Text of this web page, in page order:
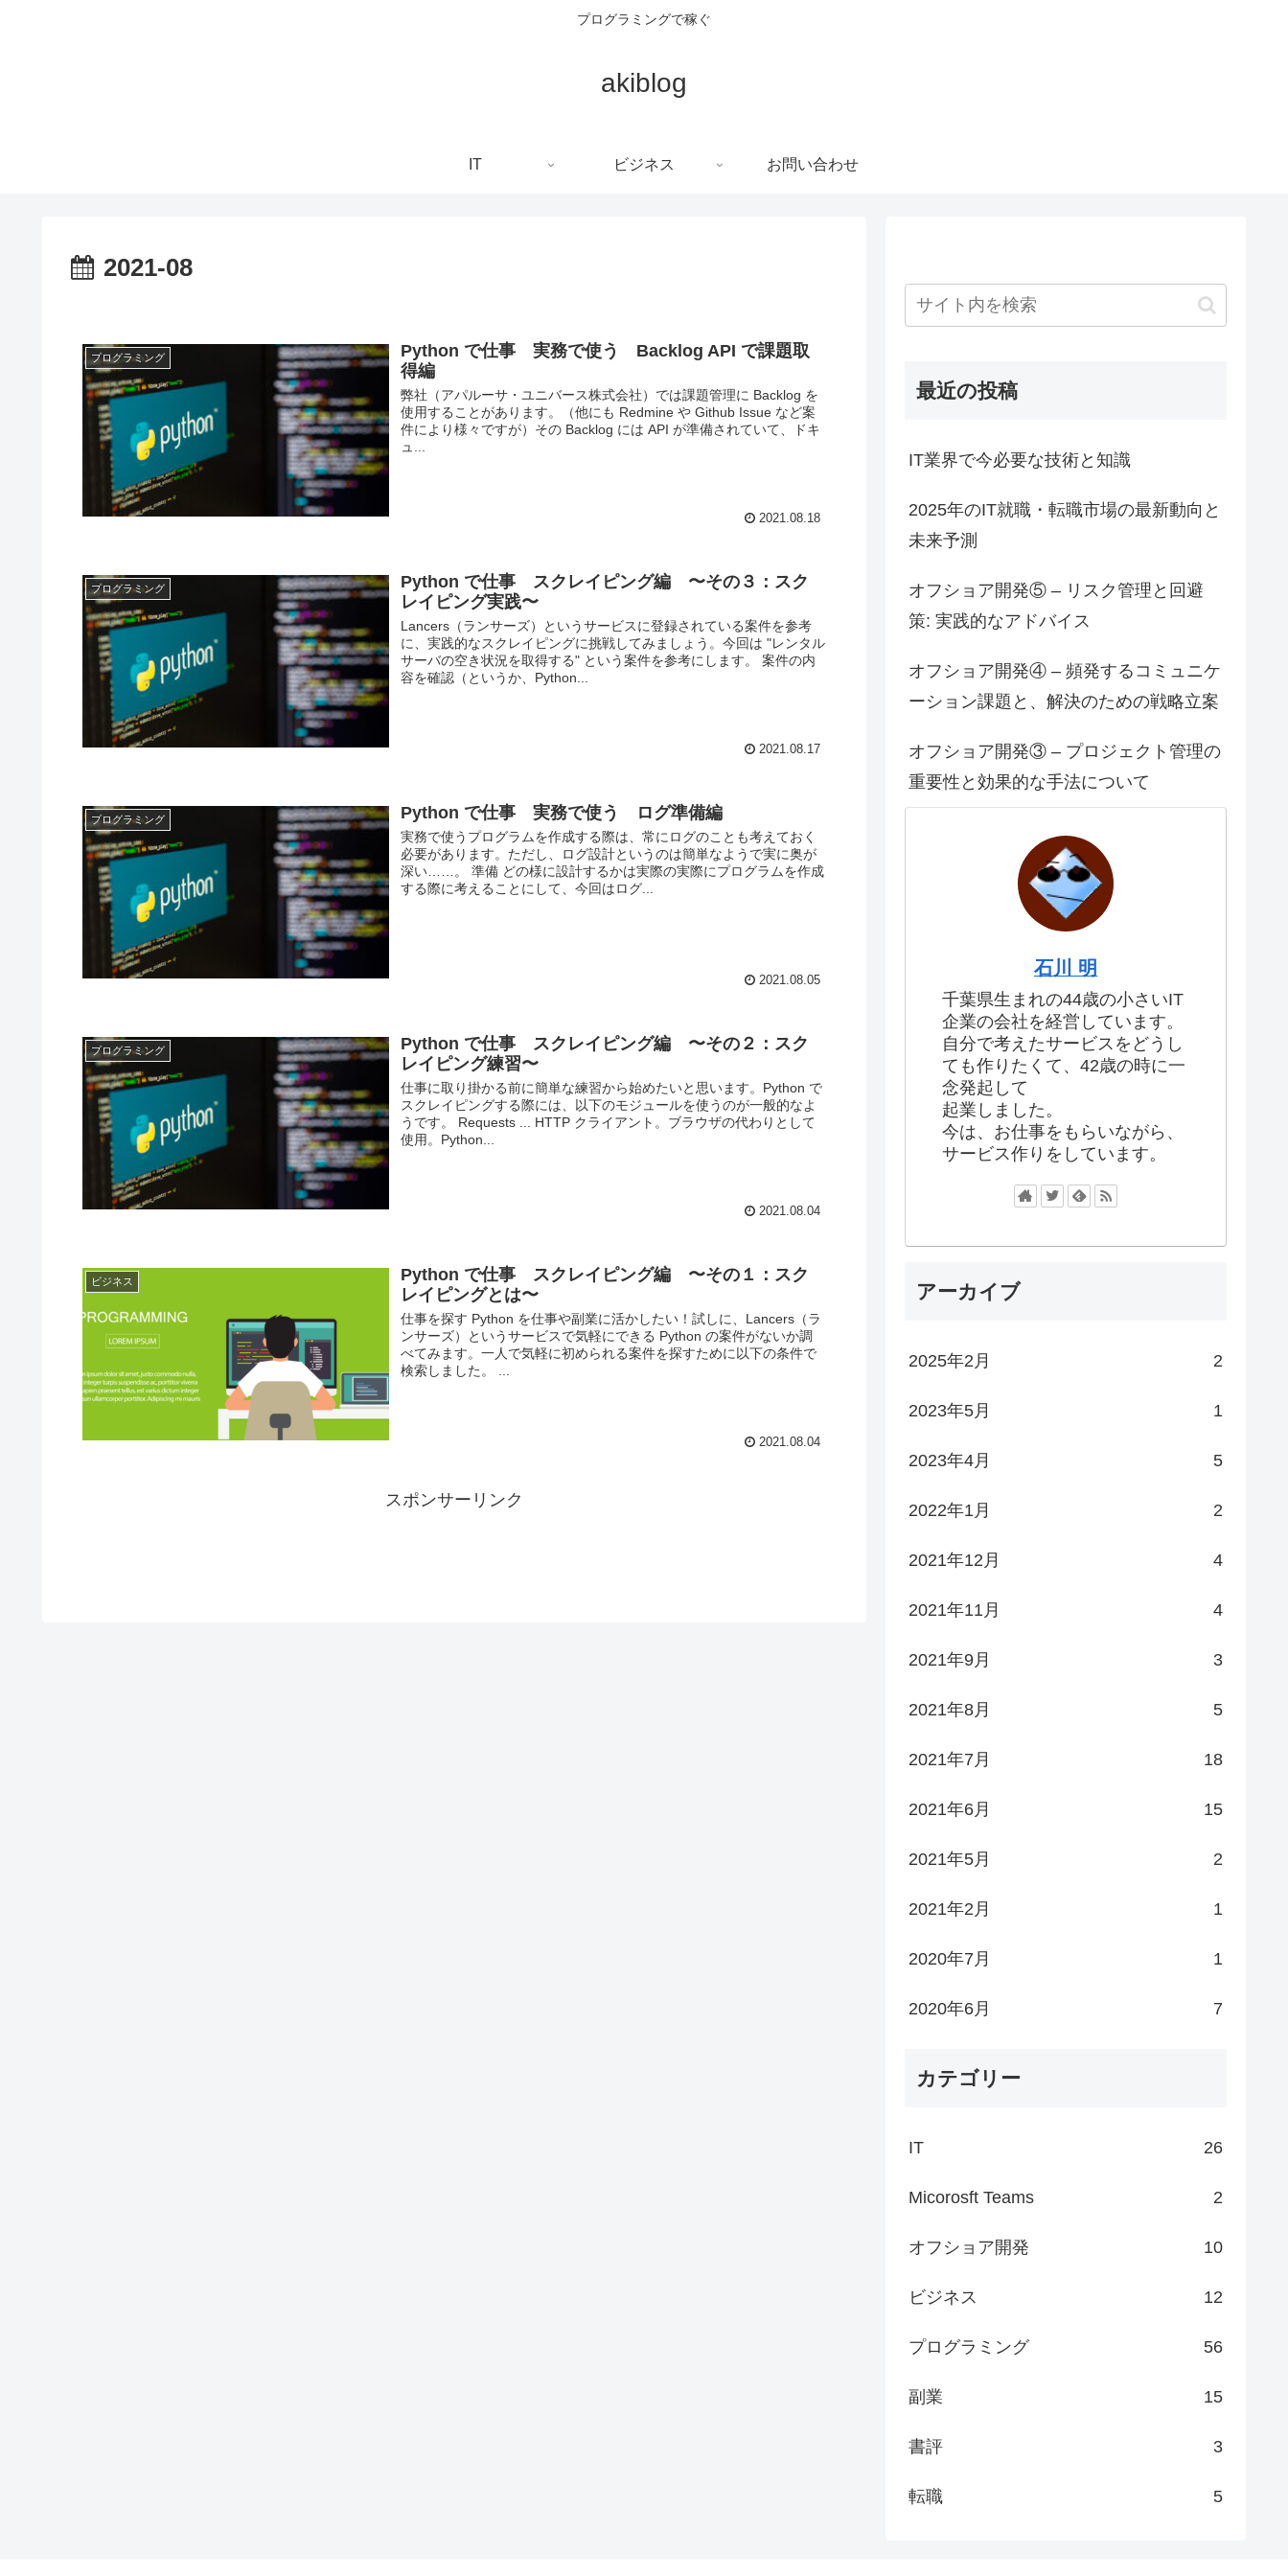
プログラミングで稼ぐ
akiblog
IT ビジネス お問い合わせ
2021-08
プログラミング
Python で仕事 実務で使う Backlog API で課題取
得編
弊社（アパルーサ・ユニバース株式会社）では課題管理に Backlog を
使用することがあります。（他にも Redmine や Github Issue など案
件により様々ですが）その Backlog には API が準備されていて、ドキ
ュ...
2021.08.18
プログラミング
Python で仕事 スクレイピング編 〜その３：スク
レイピング実践〜
Lancers（ランサーズ）というサービスに登録されている案件を参考
に、実践的なスクレイピングに挑戦してみましょう。今回は "レンタル
サーバの空き状況を取得する" という案件を参考にします。 案件の内
容を確認（というか、Python...
2021.08.17
プログラミング Python で仕事 実務で使う ログ準備編
実務で使うプログラムを作成する際は、常にログのことも考えておく
必要があります。ただし、ログ設計というのは簡単なようで実に奥が
深い……。 準備 どの様に設計するかは実際の実際にプログラムを作成
する際に考えることにして、今回はログ...
2021.08.05
プログラミング
Python で仕事 スクレイピング編 〜その２：スク
レイピング練習〜
仕事に取り掛かる前に簡単な練習から始めたいと思います。Python で
スクレイピングする際には、以下のモジュールを使うのが一般的なよ
うです。 Requests ... HTTP クライアント。ブラウザの代わりとして
使用。Python...
2021.08.04
ビジネス
Python で仕事 スクレイピング編 〜その１：スク
レイピングとは〜
仕事を探す Python を仕事や副業に活かしたい！試しに、Lancers（ラ
ンサーズ）というサービスで気軽にできる Python の案件がないか調
べてみます。一人で気軽に初められる案件を探すために以下の条件で
検索しました。 ...
2021.08.04
スポンサーリンク
最近の投稿
IT業界で今必要な技術と知識
2025年のIT就職・転職市場の最新動向と
未来予測
オフショア開発⑤ – リスク管理と回避
策: 実践的なアドバイス
オフショア開発④ – 頻発するコミュニケ
ーション課題と、解決のための戦略立案
オフショア開発③ – プロジェクト管理の
重要性と効果的な手法について
石川 明
千葉県生まれの44歳の小さいIT
企業の会社を経営しています。
自分で考えたサービスをどうし
ても作りたくて、42歳の時に一
念発起して
起業しました。
今は、お仕事をもらいながら、
サービス作りをしています。
アーカイブ
2025年2月 2
2023年5月 1
2023年4月 5
2022年1月 2
2021年12月 4
2021年11月 4
2021年9月 3
2021年8月 5
2021年7月 18
2021年6月 15
2021年5月 2
2021年2月 1
2020年7月 1
2020年6月 7
カテゴリー
IT 26
Micorosft Teams 2
オフショア開発 10
ビジネス 12
プログラミング 56
副業 15
書評 3
転職 5